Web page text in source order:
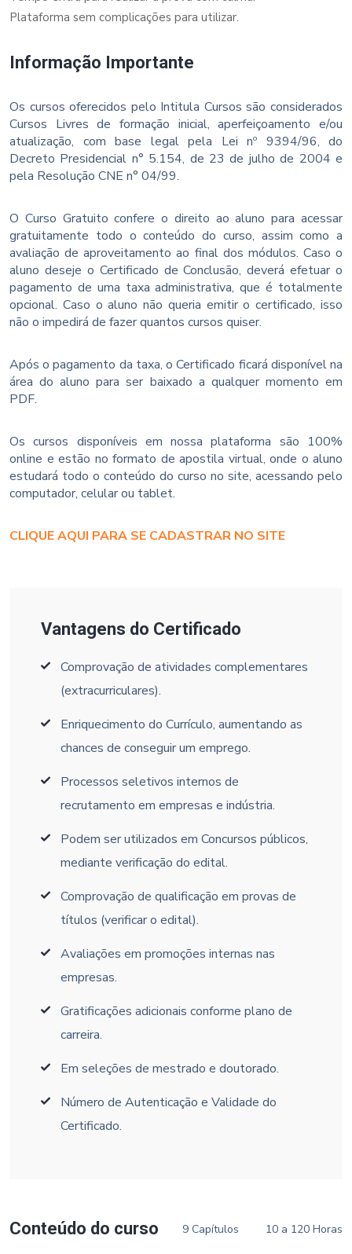
Plataforma sem complicações para utilizar.
Informação Importante
Os cursos oferecidos pelo Intitula Cursos são considerados
Cursos Livres de formação inicial, aperfeiçoamento e/ou
atualização, com base legal pela Lei nº 9394/96, do
Decreto Presidencial n° 5.154, de 23 de julho de 2004 e
pela Resolução CNE n° 04/99.
O Curso Gratuito confere o direito ao aluno para acessar
gratuitamente todo o conteúdo do curso, assim como a
avaliação de aproveitamento ao final dos módulos. Caso o
aluno deseje o Certificado de Conclusão, deverá efetuar o
pagamento de uma taxa administrativa, que é totalmente
opcional. Caso o aluno não queria emitir o certificado, isso
não o impedirá de fazer quantos cursos quiser.
Após o pagamento da taxa, o Certificado ficará disponível na
área do aluno para ser baixado a qualquer momento em
PDF.
Os cursos disponíveis em nossa plataforma são 100%
online e estão no formato de apostila virtual, onde o aluno
estudará todo o conteúdo do curso no site, acessando pelo
computador, celular ou tablet.
CLIQUE AQUI PARA SE CADASTRAR NO SITE
Vantagens do Certificado
Comprovação de atividades complementares
(extracurriculares).
Enriquecimento do Currículo, aumentando as
chances de conseguir um emprego.
Processos seletivos internos de
recrutamento em empresas e indústria.
Podem ser utilizados em Concursos públicos,
mediante verificação do edital.
Comprovação de qualificação em provas de
títulos (verificar o edital).
Avaliações em promoções internas nas
empresas.
Gratificações adicionais conforme plano de
carreira.
Em seleções de mestrado e doutorado.
Número de Autenticação e Validade do
Certificado.
Conteúdo do curso 9 Capítulos 10 a 120 Horas